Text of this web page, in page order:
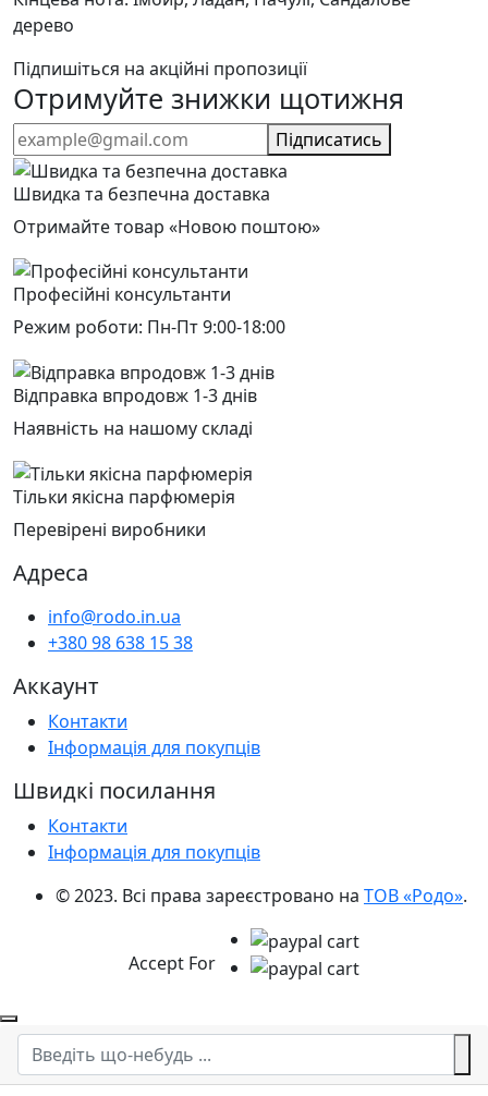
дерево
Підпишіться на акційні пропозиції
Отримуйте знижки щотижня
Підписатись
Швидка та безпечна доставка
Отримайте товар «Новою поштою»
Професійні консультанти
Режим роботи: Пн-Пт 9:00-18:00
Відправка впродовж 1-3 днів
Наявність на нашому складі
Тільки якісна парфюмерія
Перевірені виробники
Адреса
info@rodo.in.ua
+380 98 638 15 38
Аккаунт
Контакти
Інформація для покупців
Швидкі посилання
Контакти
Інформація для покупців
© 2023. Всі права зареєстровано на ТОВ «Родо».
Accept For